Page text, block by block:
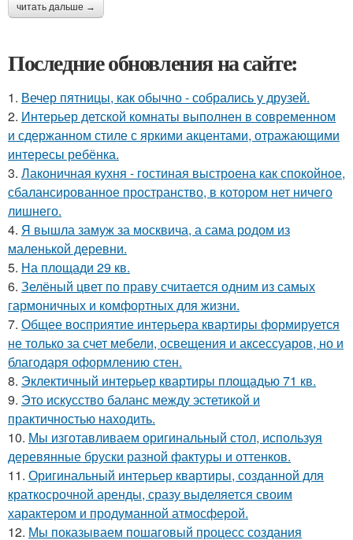
читать дальше →
Последние обновления на сайте:
1. Вечер пятницы, как обычно - собрались у друзей.
2. Интерьер детской комнаты выполнен в современном
и сдержанном стиле с яркими акцентами, отражающими
интересы ребёнка.
3. Лаконичная кухня - гостиная выстроена как спокойное,
сбалансированное пространство, в котором нет ничего
лишнего.
4. Я вышла замуж за москвича, а сама родом из
маленькой деревни.
5. На площади 29 кв.
6. Зелёный цвет по праву считается одним из самых
гармоничных и комфортных для жизни.
7. Общее восприятие интерьера квартиры формируется
не только за счет мебели, освещения и аксессуаров, но и
благодаря оформлению стен.
8. Эклектичный интерьер квартиры площадью 71 кв.
9. Это искусство баланс между эстетикой и
практичностью находить.
10. Мы изготавливаем оригинальный стол, используя
деревянные бруски разной фактуры и оттенков.
11. Оригинальный интерьер квартиры, созданной для
краткосрочной аренды, сразу выделяется своим
характером и продуманной атмосферой.
12. Мы показываем пошаговый процесс создания